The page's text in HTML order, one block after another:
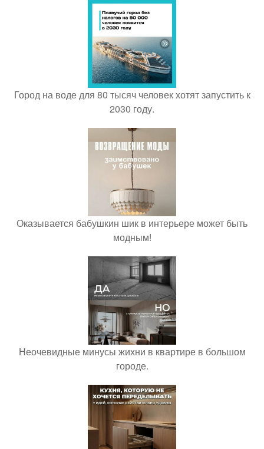
Город на воде для 80 тысяч человек хотят запустить к
2030 году.
Оказывается бабушкин шик в интерьере может быть
модным!
Неочевидные минусы жихни в квартире в большом
городе.